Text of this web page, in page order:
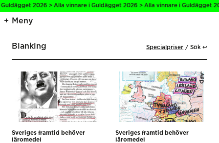
2026 > Alla vinnare i Guldägget 2026 > Alla vinnare i Guldägget
Meny
Blanking Specialpriser Sök ↩
Sveriges framtid behöver
läromedel
Sveriges framtid behöver
läromedel